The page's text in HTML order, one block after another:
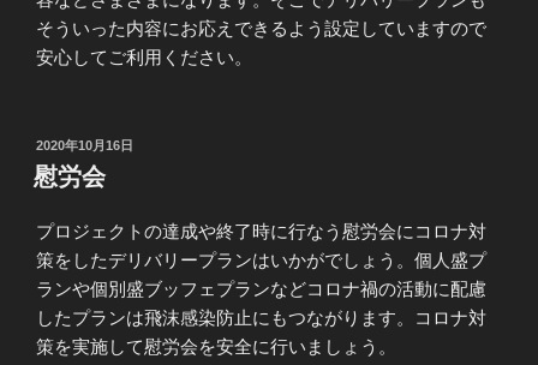
そういった内容にお応えできるよう設定していますので
安心してご利用ください。
投
稿
日:
2020年10月16日
慰労会
プロジェクトの達成や終了時に行なう慰労会にコロナ対
策をしたデリバリープランはいかがでしょう。個人盛プ
ランや個別盛ブッフェプランなどコロナ禍の活動に配慮
したプランは飛沫感染防止にもつながります。コロナ対
策を実施して慰労会を安全に行いましょう。